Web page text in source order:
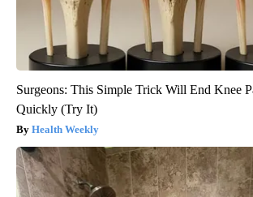
Surgeons: This Simple Trick Will End Knee
Quickly (Try It)
Health Weekly